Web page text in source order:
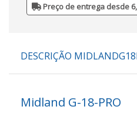
Preço de entrega desde
DESCRIÇÃO
Midland G-18-PRO